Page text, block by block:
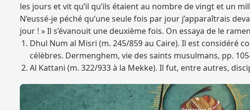
les jours et vit qu’il qu’ils étaient au nombre de vingt et un
N’eussé-je péché qu’une seule fois par jour j’apparaîtrais
jour ! » Il s’évanouit une deuxième fois. On essaya de le
Dhul Num al Misri (m. 245/859 au Caire). Il est considéré
célèbres. Dermenghem, vie des saints musulmans, pp.
Al Kattani (m. 322/933 à la Mekke). Il fut, entre autres,